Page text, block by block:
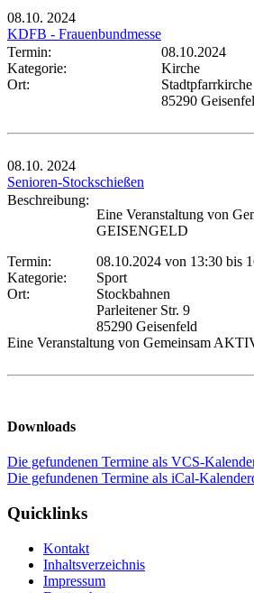
08.10. 2024
KDFB - Frauenbundmesse
Termin:
08.10.2024
Kategorie:
Kirche
Ort:
Stadtpfarrkirche
85290
08.10. 2024
Senioren-Stockschießen
Beschreibung:
Eine Veranstaltung von
GEISENGELD
Termin:
08.10.2024 von 13:30 bis
Kategorie:
Sport
Ort:
Stockbahnen
Parleitener Str. 9
85290 Geisenfeld
Eine Veranstaltung von Gemeinsam
Downloads
Die gefundenen Termine als VCS-
Die gefundenen Termine als iCal-
Quicklinks
Kontakt
Inhaltsverzeichnis
Impressum